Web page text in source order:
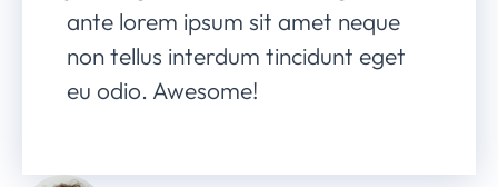
ante lorem ipsum sit amet neque
non tellus interdum tincidunt eget
eu odio. Awesome!